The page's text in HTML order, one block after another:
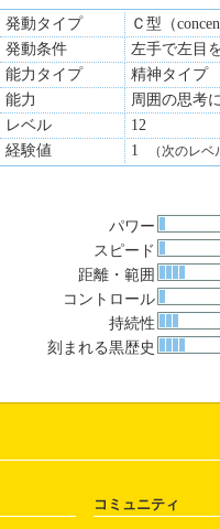
発動タイプ
Ｃ型（
発動条件
左手で左目
能力タイプ
精神タイプ
能力
周囲の思考
レベル
12
経験値
1 （次のレ
パワー
スピード
距離・範囲
コントロール
持続性
刻まれる黒歴史
コミュニティ